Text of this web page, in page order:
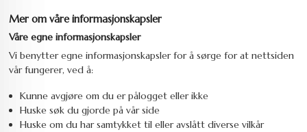
Mer om våre informasjonskapsler
Våre egne informasjonskapsler
Vi benytter egne informasjonskapsler for å sørge for at nettsiden
vår fungerer, ved å:
Kunne avgjøre om du er pålogget eller ikke
Huske søk du gjorde på vår side
Huske om du har samtykket til eller avslått diverse vilkår